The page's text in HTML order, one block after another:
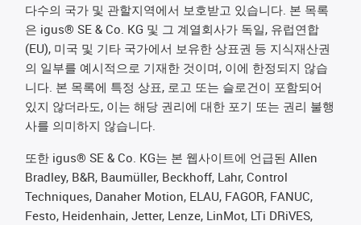
다수의 국가 및 관할지역에서 보호받고 있습니다. 본 목록
은 igus® SE & Co. KG 및 그 계열회사가 독일, 유럽연합
(EU), 미국 및 기타 국가에서 보유한 상표권 등 지식재산권
의 일부를 예시적으로 기재한 것이며, 이에 한정되지 않습
니다. 본 목록에 특정 상표, 로고 또는 슬로건이 포함되어
있지 않더라도, 이는 해당 권리에 대한 포기 또는 권리 불행
사를 의미하지 않습니다.
또한 igus® SE & Co. KG는 본 웹사이트에 언급된 Allen
Bradley, B&R, Baumüller, Beckhoff, Lahr, Control
Techniques, Danaher Motion, ELAU, FAGOR, FANUC,
Festo, Heidenhain, Jetter, Lenze, LinMot, LTi DRiVES,